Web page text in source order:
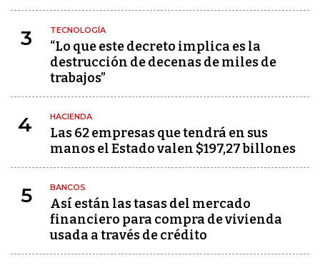
3 TECNOLOGÍA
“Lo que este decreto implica es la
destrucción de decenas de miles de
trabajos”
4 HACIENDA
Las 62 empresas que tendrá en sus
manos el Estado valen $197,27 billones
5 BANCOS
Así están las tasas del mercado
financiero para compra de vivienda
usada a través de crédito